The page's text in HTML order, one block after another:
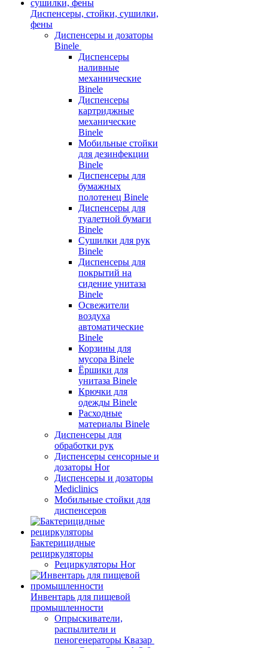
Диспенсеры, стойки, сушилки,
фены
Диспенсеры и дозаторы
Binele
Диспенсеры
наливные
механнические
Binele
Диспенсеры
картриджные
механические
Binele
Мобильные стойки
для дезинфекции
Binele
Диспенсеры для
бумажных
полотенец Binele
Диспенсеры для
туалетной бумаги
Binele
Сушилки для рук
Binele
Диспенсеры для
покрытий на
сидение унитаза
Binele
Освежители
воздуха
автоматические
Binele
Корзины для
мусора Binele
Ёршики для
унитаза Binele
Крючки для
одежды Binele
Расходные
материалы Binele
Диспенсеры для
обработки рук
Диспенсеры сенсорные и
дозаторы Hor
Диспенсеры и дозаторы
Mediclinics
Мобильные стойки для
диспенсеров
Бактерицидные
рециркуляторы
Рециркуляторы Hor
Инвентарь для пищевой
промышленности
Опрыскиватели,
распылители и
пеногенераторы Квазар